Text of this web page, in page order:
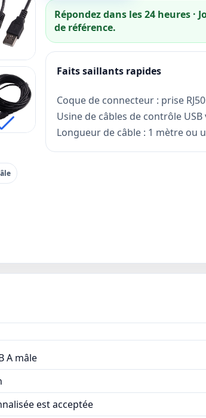
Répondez dans les 24 heures ·
de référence.
Faits saillants rapides
Coque de connecteur : prise
Usine de câbles de contrôle USB
Longueur de câble : 1 mètre ou
acceptée
A mâle
est acceptée